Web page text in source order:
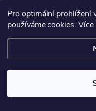
Pro optimální prohlížení
používáme cookies.